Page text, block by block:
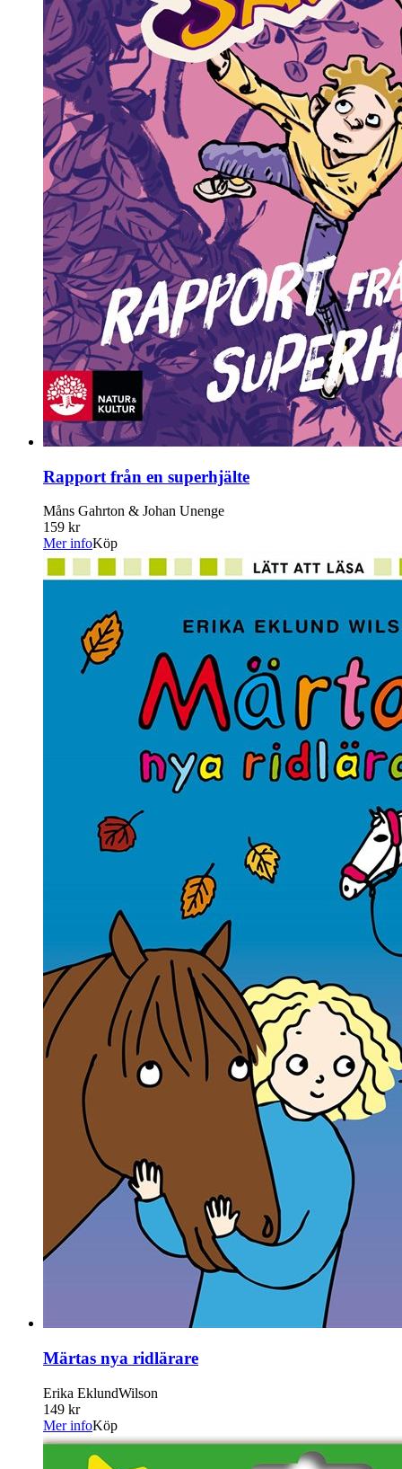
Rapport från en superhjälte
Måns Gahrton & Johan Unenge
159 kr
Mer infoKöp
Märtas nya ridlärare
Erika EklundWilson
149 kr
Mer infoKöp